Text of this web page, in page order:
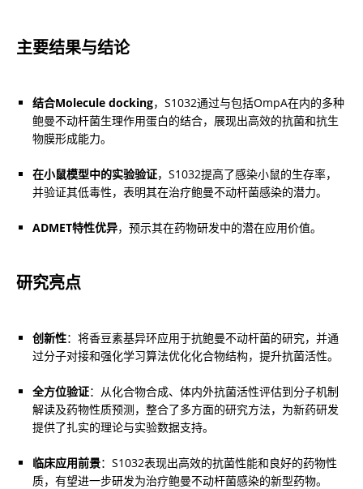
主要结果与结论
结合Molecule docking，S1032通过与包括OmpA在内的多种
鲍曼不动杆菌生理作用蛋白的结合，展现出高效的抗菌和抗生
物膜形成能力。
在小鼠模型中的实验验证，S1032提高了感染小鼠的生存率，
并验证其低毒性，表明其在治疗鲍曼不动杆菌感染的潜力。
ADMET特性优异，预示其在药物研发中的潜在应用价值。
研究亮点
创新性：将香豆素基异环应用于抗鲍曼不动杆菌的研究，并通
过分子对接和强化学习算法优化化合物结构，提升抗菌活性。
全方位验证：从化合物合成、体内外抗菌活性评估到分子机制
解读及药物性质预测，整合了多方面的研究方法，为新药研发
提供了扎实的理论与实验数据支持。
临床应用前景：S1032表现出高效的抗菌性能和良好的药物性
质，有望进一步研发为治疗鲍曼不动杆菌感染的新型药物。